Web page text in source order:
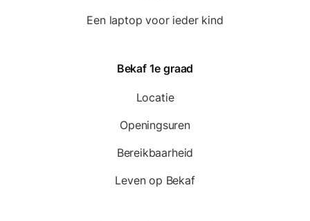
Een laptop voor ieder kind
Bekaf 1e graad
Locatie
Openingsuren
Bereikbaarheid
Leven op Bekaf